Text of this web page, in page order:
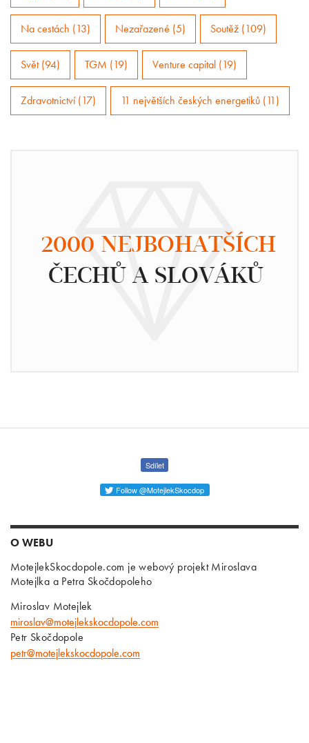
Na cestách (13) Nezařazené (5) Soutěž (109)
Svět (94) TGM (19) Venture capital (19)
Zdravotnictví (17) 11 největších českých energetiků (11)
2000 NEJBOHATŠÍCH
ČECHŮ A SLOVÁKŮ
Sdílet
Follow @MotejlekSkocdop
O WEBU
MotejlekSkocdopole.com je webový projekt Miroslava
Motejlka a Petra Skočdopoleho
Miroslav Motejlek
miroslav@motejlekskocdopole.com
Petr Skočdopole
petr@motejlekskocdopole.com